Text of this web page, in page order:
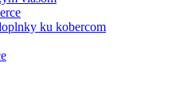
ku kobercom